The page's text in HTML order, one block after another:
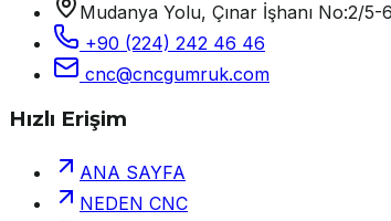
Mudanya Yolu, Çınar İşhanı No:2/
+90 (224) 242 46 46
cnc@cncgumruk.com
Hızlı Erişim
ANA SAYFA
NEDEN CNC